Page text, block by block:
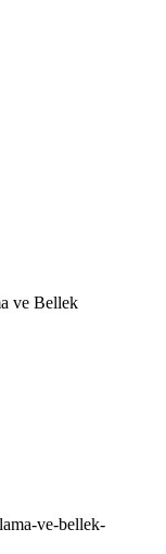
ve Bellek
ve-bellek-